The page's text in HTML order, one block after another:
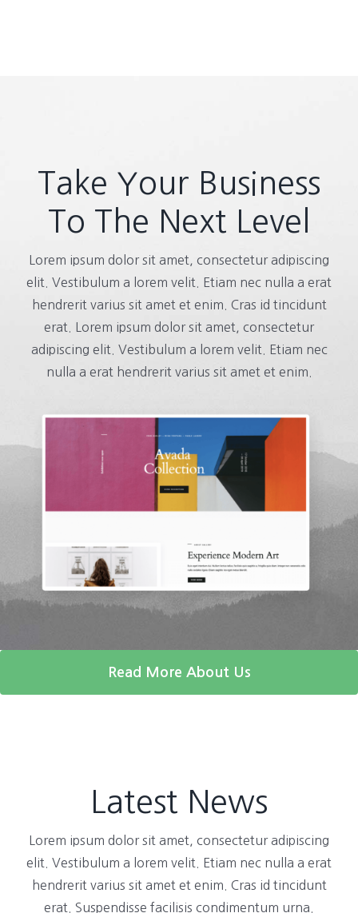
Take Your Business
To The Next Level
Lorem ipsum dolor sit amet, consectetur adipiscing
elit. Vestibulum a lorem velit. Etiam nec nulla a erat
hendrerit varius sit amet et enim. Cras id tincidunt
erat. Lorem ipsum dolor sit amet, consectetur
adipiscing elit. Vestibulum a lorem velit. Etiam nec
nulla a erat hendrerit varius sit amet et enim.
Read More About Us
Latest News
Lorem ipsum dolor sit amet, consectetur adipiscing
elit. Vestibulum a lorem velit. Etiam nec nulla a erat
hendrerit varius sit amet et enim. Cras id tincidunt
erat. Suspendisse facilisis condimentum urna.